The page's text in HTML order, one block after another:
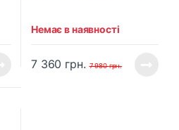
Немає в наявності
7 360 грн. 7 980грн.